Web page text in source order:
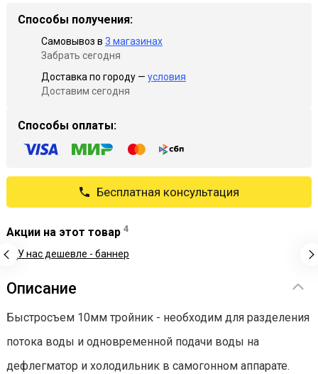
Способы получения:
Самовывоз в 3 магазинах
Забрать сегодня
Доставка по городу — условия
Доставим сегодня
Способы оплаты:
Бесплатная консультация
Акции на этот товар 4
Описание
Быстросъем 10мм тройник - необходим для разделения
потока воды и одновременной подачи воды на
дефлегматор и холодильник в самогонном аппарате.